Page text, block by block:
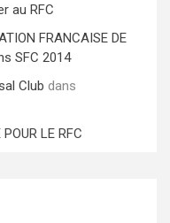
au RFC
FRANCAISE DE
SFC 2014
Club dans
LE RFC